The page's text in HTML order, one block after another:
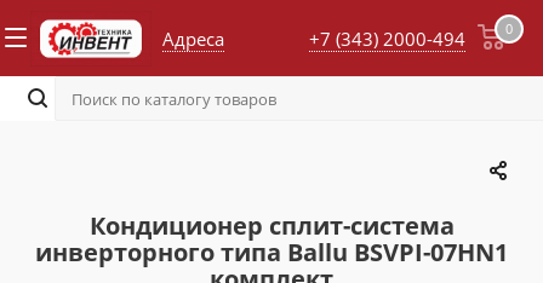
Адреса 0
+7 (343) 2000-494
Кондиционер сплит-система
инверторного типа Ballu BSVPI-07HN1